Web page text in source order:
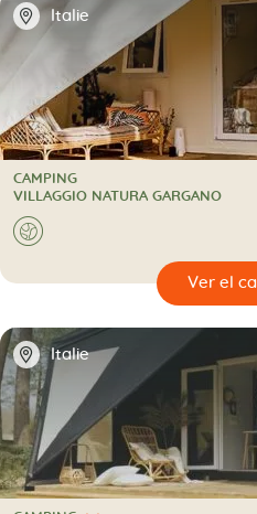
📍 Italie
CAMPING
CAMPING
VILLAGGIO NATURA GARGANO
🌍
🔍
📍 Italie